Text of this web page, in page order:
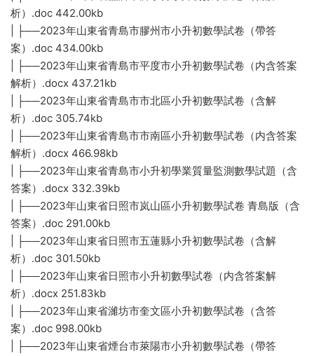
析）.doc 442.00kb
| ├──2023年山東省青島市膠州市小升初數學試卷（帶答
案）.doc 434.00kb
| ├──2023年山東省青島市平度市小升初數學試卷（内含答案
解析）.docx 437.21kb
| ├──2023年山東省青島市市北區小升初數學試卷（含解
析）.doc 305.74kb
| ├──2023年山東省青島市市南區小升初數學試卷（内含答案
解析）.docx 466.98kb
| ├──2023年山東省青島市小升初學業質量監測數學試題（含
答案）.docx 332.39kb
| ├──2023年山東省日照市岚山區小升初數學試卷 青島版（含
答案）.doc 291.00kb
| ├──2023年山東省日照市五蓮縣小升初數學試卷（含解
析）.doc 301.50kb
| ├──2023年山東省日照市小升初數學試卷（内含答案解
析）.docx 251.83kb
| ├──2023年山東省濰坊市奎文區小升初數學試卷（含答
案）.doc 998.00kb
| ├──2023年山東省煙台市萊陽市小升初數學試卷（帶答